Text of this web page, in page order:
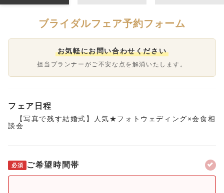
ブライダルフェア予約フォーム
お気軽にお問い合わせください
担当プランナーがご不安な点を解消いたします。
フェア日程
【写真で残す結婚式】人気★フォトウェディング×会食相
談会
必須 ご希望時間帯